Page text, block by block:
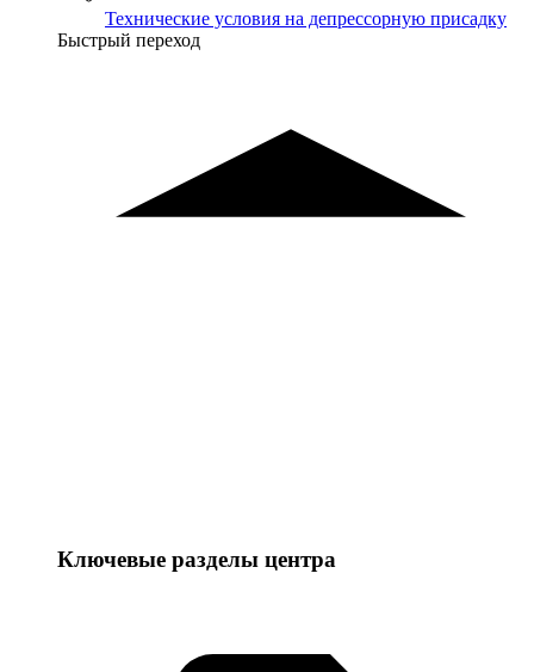
Технические условия на депрессорную присадку
Быстрый переход
Ключевые разделы центра